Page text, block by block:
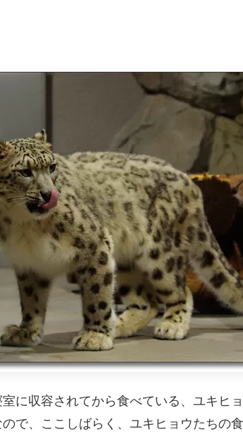
に収容されてから食べている、ユキヒョ
で、ここしばらく、ユキヒョウたちの